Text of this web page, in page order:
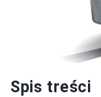
Spis treści